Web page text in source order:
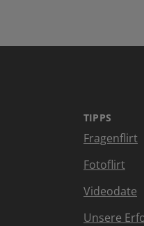
TIPPS
Fragenflirt
Fotoflirt
Videodate
Unsere